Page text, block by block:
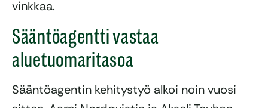
vinkkaa.
Sääntöagentti vastaa
aluetuomaritasoa
Sääntöagentin kehitystyö alkoi noin vuosi